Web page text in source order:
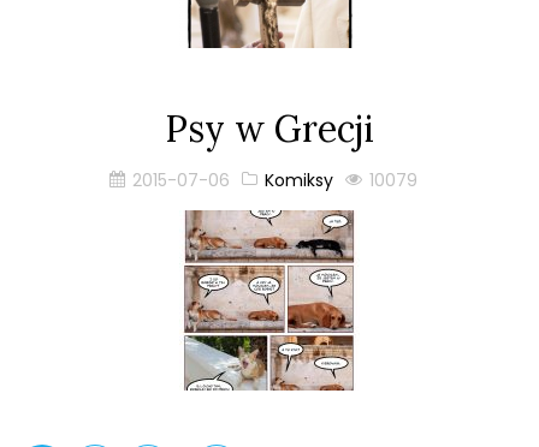
Psy w Grecji
2015-07-06 Komiksy 10079